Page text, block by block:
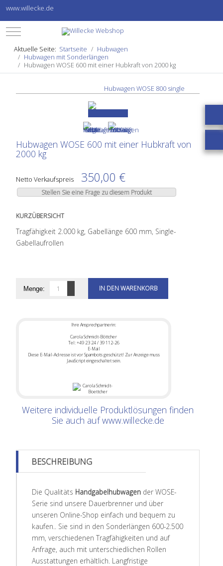
www.willecke.de
Mobile Menu Toggle
Aktuelle Seite: Startseite
Hubwagen
Hubwagen mit Sonderlängen
Hubwagen WOSE 600 mit einer Hubkraft von 2000 kg
Hubwagen WOSE 800 single
Hubwagen WOSE 600 mit einer Hubkraft von
2000 kg
Netto Verkaufspreis 350,00 €
Stellen Sie eine Frage zu diesem Produkt
KURZÜBERSICHT
Tragfähigkeit 2.000 kg, Gabellänge 600 mm, Single-
Gabellaufrollen
Menge:
Ihre Ansprechpartnerin:
Carola Schmidt-Böttcher
Tel: +49 23 24 / 39 112-26
E-Mail
Diese E-Mail-Adresse ist vor Spambots geschützt! Zur Anzeige muss
JavaScript eingeschaltet sein.
Weitere individuelle Produktlösungen finden
Sie auch aufwww.willecke.de
BESCHREIBUNG
Die Qualitäts Handgabelhubwagen der WOSE-
Serie sind unsere Dauerbrenner und über
unseren Online-Shop einfach und bequem zu
kaufen.. Sie sind in den Sonderlängen 600-2.500
mm, verschiedenen Tragfähigkeiten und auf
Anfrage, auch mit unterschiedlichen Rollen
Ausstattungen erhältlich. Langfristige